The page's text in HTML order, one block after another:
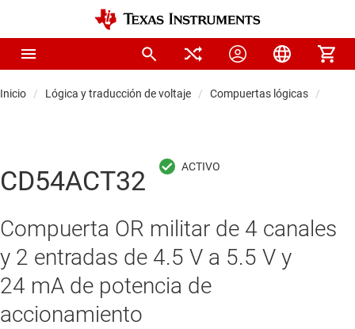
Inicio Lógica y traducción de voltaje Compuertas lógicas
CD54ACT32
Compuerta OR militar de 4 canales
y 2 entradas de 4.5 V a 5.5 V y
24 mA de potencia de
accionamiento